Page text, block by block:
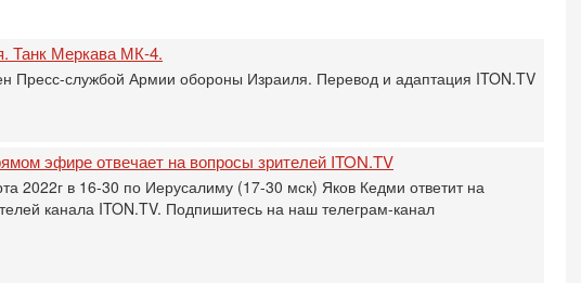
Танк Меркава МК-4.
Пресс-службой Армии обороны Израиля. Перевод и адаптация ITON.TV
эфире отвечает на вопросы зрителей ITON.TV
2022г в 16-30 по Иерусалиму (17-30 мск) Яков Кедми ответит на
канала ITON.TV. Подпишитесь на наш телеграм-канал